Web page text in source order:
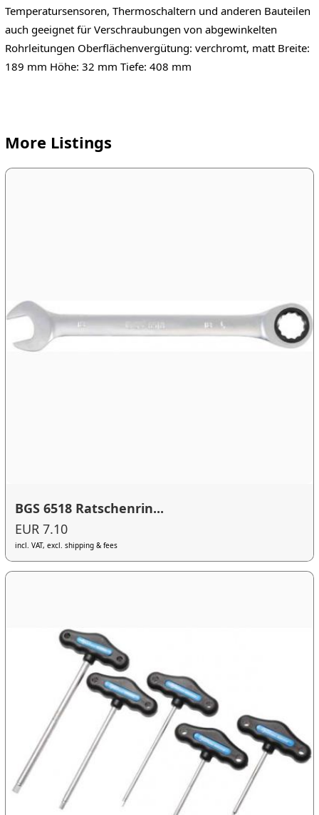
Temperatursensoren, Thermoschaltern und anderen Bauteilen
auch geeignet für Verschraubungen von abgewinkelten
Rohrleitungen Oberflächenvergütung: verchromt, matt Breite:
189 mm Höhe: 32 mm Tiefe: 408 mm
More Listings
BGS 6518 Ratschenrin...
EUR 7.10
incl. VAT, excl. shipping & fees